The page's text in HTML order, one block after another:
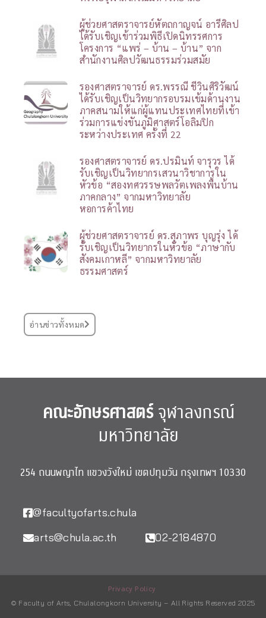
ผู้ช่วยศาสตราจารย์หัตถกาญจน์ อารีศิลป
ได้รับเชิญเข้าร่วมพิธีเปิดนิทรรศการ
โครงการ “แพร่ – บ้าน – บ้าน” จาก
สำนักงานศิลปวัฒนธรรมร่วมสมัย
รองศาสตราจารย์ ดร.พรรณี ชีวินศิริวัฒน์
ได้รับเชิญเป็นวิทยากรอบรมเข้มด้านงาน
ภาคสนามให้แก่ผู้แทนประเทศไทยที่เข้า
ร่วมการแข่งขันภูมิศาสตร์โอลิมปิก
ระหว่างประเทศ ครั้งที่ 22
รองศาสตราจารย์ ดร.ปรมินท์ จารุวร ได้
รับเชิญเป็นวิทยากรเสวนาวิชาการใน
หัวข้อ “สองทศวรรษพลวัตเพลงพื้นบ้าน
ภาคกลาง” จากมหาวิทยาลัย
หอการค้าไทย
ผู้ช่วยศาสตราจารย์ ดร.สุภาพร บุญรุ่ง ได้
รับเชิญเป็นวิทยากรในหัวข้อ “ภาษากับ
สังคมเกาหลี” จากมหาวิทยาลัย
ธรรมศาสตร์
อ่านข่าวทั้งหมด
คณะอักษรศาสตร์จุฬาลงกรณ์
มหาวิทยาลัย
254 ถนนพญาไท แขวงวังใหม่ เขตปทุมวัน กรุงเทพฯ 10330
@facultyofarts.chula
arts@chula.ac.th
02-2184870
Privacy Policy
© Faculty of Arts, Chulalongkorn University – All Rights Reserved 2025